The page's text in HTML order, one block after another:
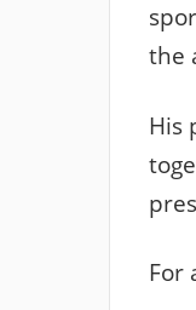
the
His
For